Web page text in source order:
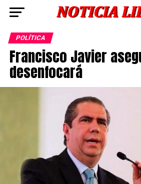
POLÍTICA
Francisco Javier
desenfocará